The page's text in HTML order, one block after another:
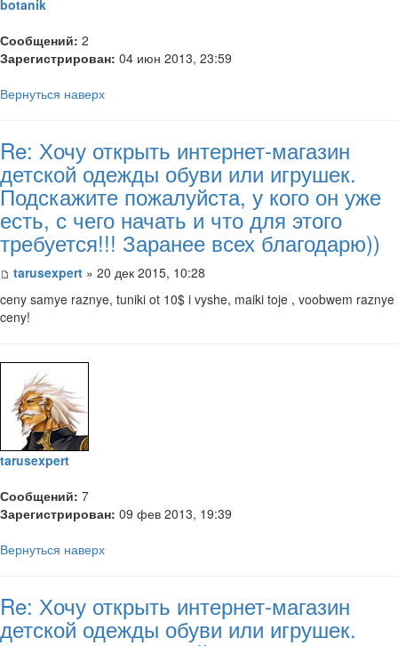
botanik
Сообщений: 2
Зарегистрирован: 04 июн 2013, 23:59
Вернуться наверх
Re: Хочу открыть интернет-магазин
детской одежды обуви или игрушек.
Подскажите пожалуйста, у кого он уже
есть, с чего начать и что для этого
требуется!!! Заранее всех благодарю))
tarusexpert » 20 дек 2015, 10:28
ceny samye raznye, tuniki ot 10$ i vyshe, maiki toje , voobwem raznye
ceny!
tarusexpert
Сообщений: 7
Зарегистрирован: 09 фев 2013, 19:39
Вернуться наверх
Re: Хочу открыть интернет-магазин
детской одежды обуви или игрушек.